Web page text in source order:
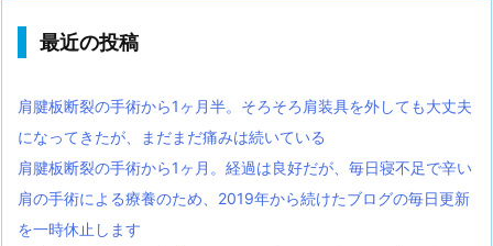
最近の投稿
肩腱板断裂の手術から1ヶ月半。そろそろ肩装具を外しても大丈夫
になってきたが、まだまだ痛みは続いている
肩腱板断裂の手術から1ヶ月。経過は良好だが、毎日寝不足で辛い
肩の手術による療養のため、2019年から続けたブログの毎日更新
を一時休止します